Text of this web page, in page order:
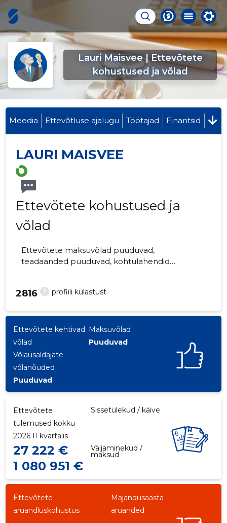
Lauri Maisvee | Ettevõtete
kohustused ja võlad
Meedia Ettevõtluse ajalugu Töötajad Finantsid
LAURI MAISVEE
Ettevõtete kohustused ja
võlad
Ettevõtete maksuvõlad puuduvad,
teadaanded puuduvad, kohtulahendid
Ettevõtteid jälgib 0 inimest.
? profiili külastust
2816
Ettevõtete kehtivad
võlad
Maksuvõlad
Puuduvad
Võlausaldajate
võlanõuded
Puuduvad
Ettevõtete
tulemused kokku
2026 II kvartalis
Sissetulekud / käive
27 222 € Väljaminekud /
maksud
1 080 951 €
Ettevõtete
aruandluskohustus
Majandusaasta
aruanded